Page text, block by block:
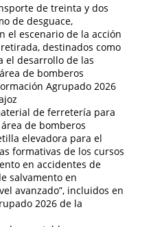
de treinta y dos
de desguace,
el escenario de la acción
destinados como
el desarrollo de las
de bomberos
Agrupado 2026
de ferretería para
de bomberos
elevadora para el
formativas de los cursos
en accidentes de
salvamento en
avanzado”, incluidos en
2026 de la